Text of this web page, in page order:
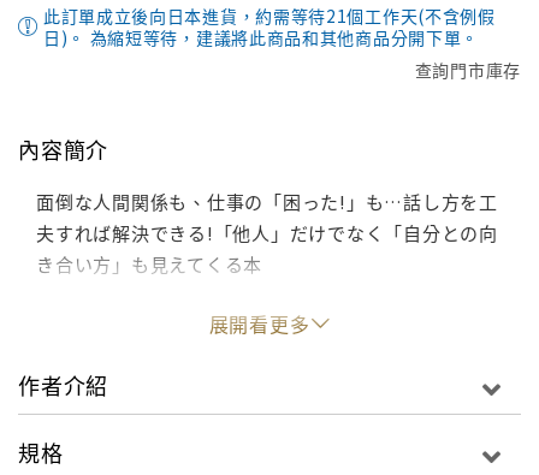
此訂單成立後向日本進貨，約需等待21個工作天(不含例假
日)。 為縮短等待，建議將此商品和其他商品分開下單。
查詢門市庫存
內容簡介
面倒な人間関係も、仕事の「困った!」も…話し方を工
夫すれば解決できる!「他人」だけでなく「自分との向
き合い方」も見えてくる本
展開看更多
作者介紹
規格